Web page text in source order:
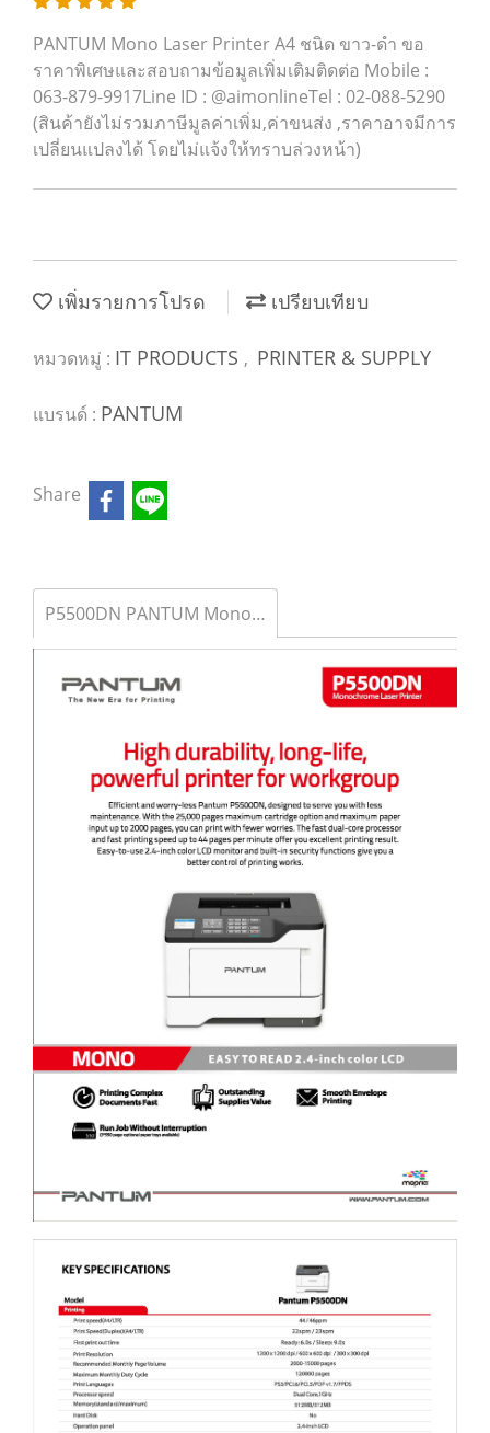
PANTUM Mono Laser Printer A4 ชนิด ขาว-ดำ ขอ
ราคาพิเศษและสอบถามข้อมูลเพิ่มเติมติดต่อ Mobile :
063-879-9917Line ID : @aimonlineTel : 02-088-5290
(สินค้ายังไม่รวมภาษีมูลค่าเพิ่ม,ค่าขนส่ง ,ราคาอาจมีการ
เปลี่ยนแปลงได้ โดยไม่แจ้งให้ทราบล่วงหน้า)
เพิ่มรายการโปรด เปรียบเทียบ
หมวดหมู่ : IT PRODUCTS , PRINTER & SUPPLY
แบรนด์ : PANTUM
Share
P5500DN PANTUM Mono Laser Printer A4 ชนิด ขาว-ดำ